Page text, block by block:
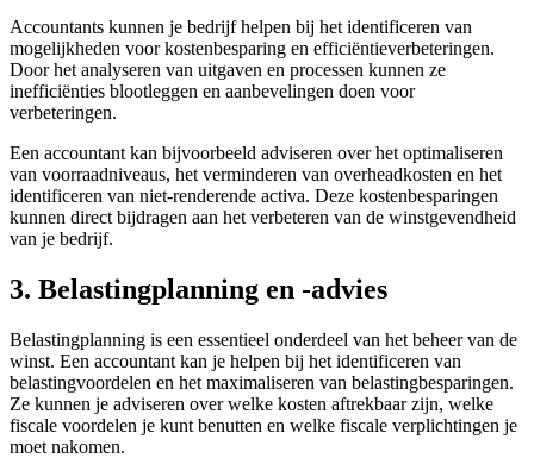
Accountants kunnen je bedrijf helpen bij het identificeren van
mogelijkheden voor kostenbesparing en efficiëntieverbeteringen.
Door het analyseren van uitgaven en processen kunnen ze
inefficiënties blootleggen en aanbevelingen doen voor
verbeteringen.
Een accountant kan bijvoorbeeld adviseren over het optimaliseren
van voorraadniveaus, het verminderen van overheadkosten en het
identificeren van niet-renderende activa. Deze kostenbesparingen
kunnen direct bijdragen aan het verbeteren van de winstgevendheid
van je bedrijf.
3. Belastingplanning en -advies
Belastingplanning is een essentieel onderdeel van het beheer van de
winst. Een accountant kan je helpen bij het identificeren van
belastingvoordelen en het maximaliseren van belastingbesparingen.
Ze kunnen je adviseren over welke kosten aftrekbaar zijn, welke
fiscale voordelen je kunt benutten en welke fiscale verplichtingen je
moet nakomen.